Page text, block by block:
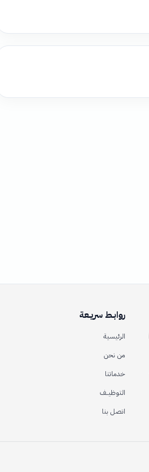
روابــط سريــعة
الرئيسية
من نحن
خدماتنا
التوظيــف
اتصل بنا